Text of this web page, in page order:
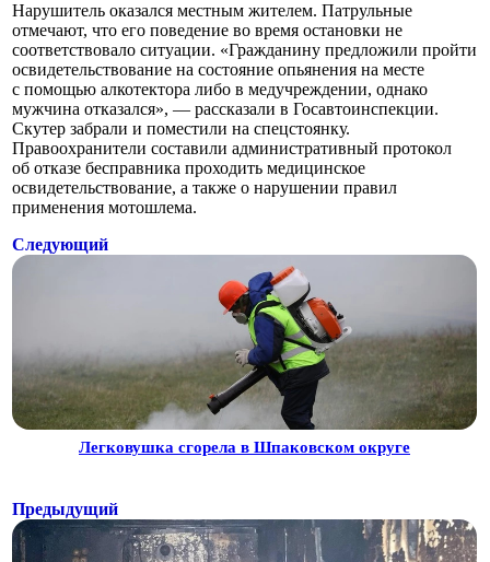
Нарушитель оказался местным жителем. Патрульные
отмечают, что его поведение во время остановки не
соответствовало ситуации. «Гражданину предложили пройти
освидетельствование на состояние опьянения на месте
с помощью алкотектора либо в медучреждении, однако
мужчина отказался», — рассказали в Госавтоинспекции.
Скутер забрали и поместили на спецстоянку.
Правоохранители составили административный протокол
об отказе бесправника проходить медицинское
освидетельствование, а также о нарушении правил
применения мотошлема.
Следующий
Легковушка сгорела в Шпаковском округе
Предыдущий